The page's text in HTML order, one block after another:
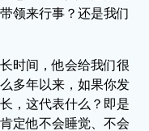
领来行事？还是我们
时间，他会给我们很
多年以来，如果你发
，这代表什么？即是
定他不会睡觉、不会